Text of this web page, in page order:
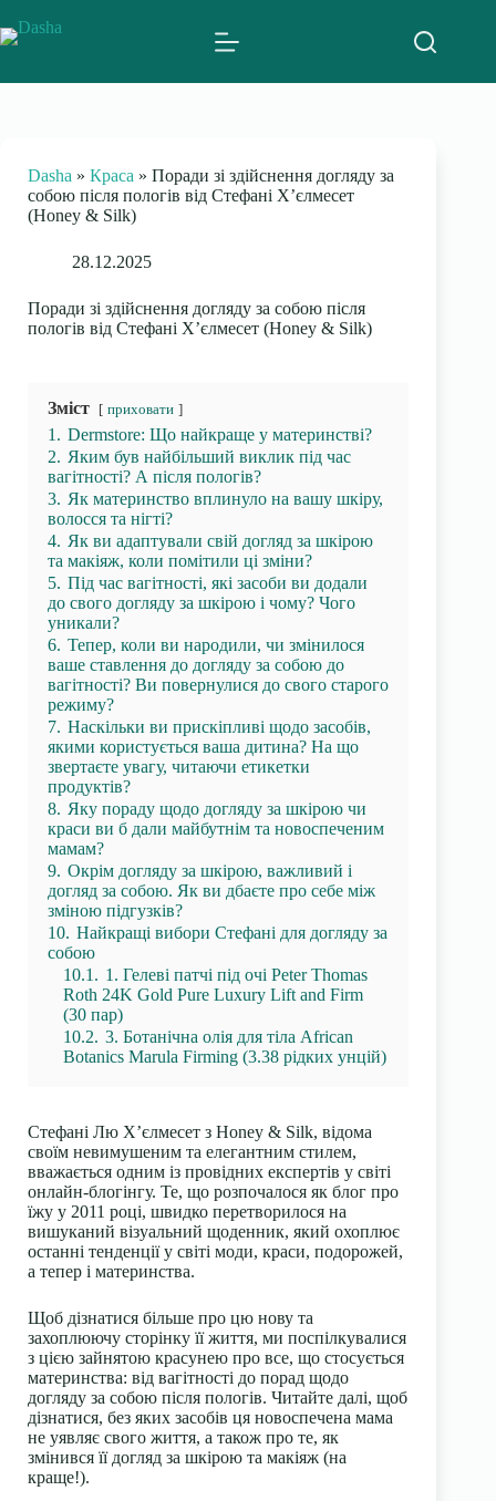
to
content
Dasha » Краса » Поради зі здійснення догляду за
собою після пологів від Стефані Х’єлмесет
(Honey & Silk)
28.12.2025
Поради зі здійснення догляду за собою після
пологів від Стефані Х’єлмесет (Honey & Silk)
Зміст приховати
1. Dermstore: Що найкраще у материнстві?
2. Яким був найбільший виклик під час
вагітності? А після пологів?
3. Як материнство вплинуло на вашу шкіру,
волосся та нігті?
4. Як ви адаптували свій догляд за шкірою
та макіяж, коли помітили ці зміни?
5. Під час вагітності, які засоби ви додали
до свого догляду за шкірою і чому? Чого
уникали?
6. Тепер, коли ви народили, чи змінилося
ваше ставлення до догляду за собою до
вагітності? Ви повернулися до свого старого
режиму?
7. Наскільки ви прискіпливі щодо засобів,
якими користується ваша дитина? На що
звертаєте увагу, читаючи етикетки
продуктів?
8. Яку пораду щодо догляду за шкірою чи
краси ви б дали майбутнім та новоспеченим
мамам?
9. Окрім догляду за шкірою, важливий і
догляд за собою. Як ви дбаєте про себе між
зміною підгузків?
10. Найкращі вибори Стефані для догляду за
собою
10.1. 1. Гелеві патчі під очі Peter Thomas
Roth 24K Gold Pure Luxury Lift and Firm
(30 пар)
10.2. 3. Ботанічна олія для тіла African
Botanics Marula Firming (3.38 рідких унцій)
Стефані Лю Х’єлмесет з Honey & Silk, відома
своїм невимушеним та елегантним стилем,
вважається одним із провідних експертів у світі
онлайн-блогінгу. Те, що розпочалося як блог про
їжу у 2011 році, швидко перетворилося на
вишуканий візуальний щоденник, який охоплює
останні тенденції у світі моди, краси, подорожей,
а тепер і материнства.
Щоб дізнатися більше про цю нову та
захоплюючу сторінку її життя, ми поспілкувалися
з цією зайнятою красунею про все, що стосується
материнства: від вагітності до порад щодо
догляду за собою після пологів. Читайте далі, щоб
дізнатися, без яких засобів ця новоспечена мама
не уявляє свого життя, а також про те, як
змінився її догляд за шкірою та макіяж (на
краще!).